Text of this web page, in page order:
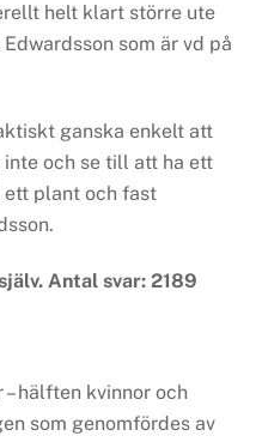
helt klart större ute
som är vd på
ganska enkelt att
och se till att ha ett
ett plant och fast
Antal svar: 2189
hälften kvinnor och
som genomfördes av